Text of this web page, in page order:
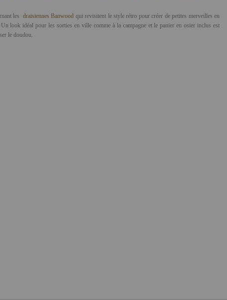
les draisiennes Banwood qui revisitent le style rétro pour créer de petites merveilles en
look idéal pour les sorties en ville comme à la campagne et le panier en osier inclus est
le doudou.